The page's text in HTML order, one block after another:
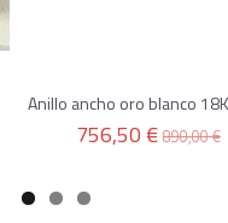
Anillo ancho oro blanco
756,50 € 890,00 €